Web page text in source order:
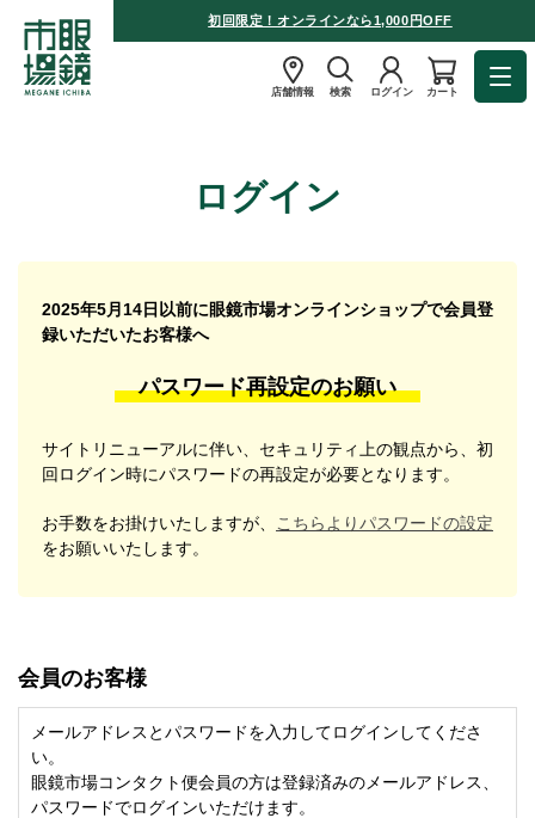
初回限定！オンラインなら1,000円OFF
店舗情報 検索 ログイン カート
ログイン
2025年5月14日以前に眼鏡市場オンラインショップで会員登
録いただいたお客様へ
パスワード再設定のお願い
サイトリニューアルに伴い、セキュリティ上の観点から、初
回ログイン時にパスワードの再設定が必要となります。
お手数をお掛けいたしますが、
こちらよりパスワードの設定
をお願いいたします。
会員のお客様
メールアドレスとパスワードを入力してログインしてくださ
い。
眼鏡市場コンタクト便会員の方は登録済みのメールアドレス、
パスワードでログインいただけます。